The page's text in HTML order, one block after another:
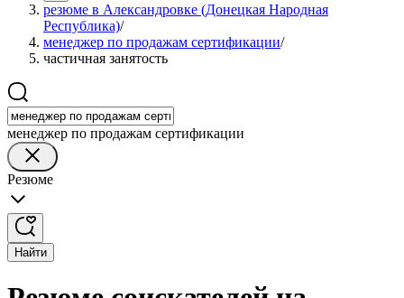
резюме в Александровке (Донецкая Народная
Республика)/
менеджер по продажам сертификации/
частичная занятость
менеджер по продажам сертификации
Резюме
Найти